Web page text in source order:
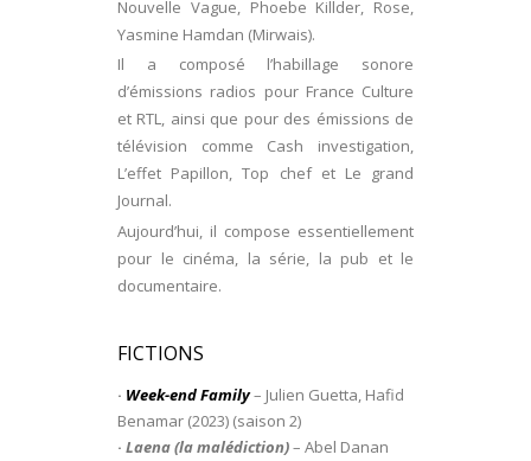
Nouvelle Vague, Phoebe Killder, Rose,
Yasmine Hamdan (Mirwais).
Il a composé l’habillage sonore
d’émissions radios pour France Culture
et RTL, ainsi que pour des émissions de
télévision comme Cash investigation,
L’effet Papillon, Top chef et Le grand
Journal.
Aujourd’hui, il compose essentiellement
pour le cinéma, la série, la pub et le
documentaire.
FICTIONS
· Week-end Family– Julien Guetta, Hafid
Benamar (2023) (saison 2)
· Laena (la malédiction)– Abel Danan